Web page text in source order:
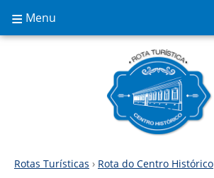
≡ Menu
Rotas Turísticas › Rota do Centro Histórico